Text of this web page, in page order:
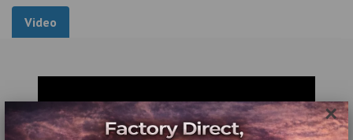
×
Profesyonel Çocuk Eğlence Makineleri Tamiri
İstanbul
Video